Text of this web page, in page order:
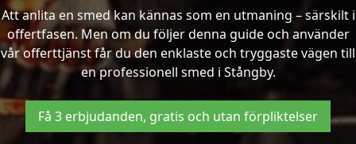
Att anlita en smed kan kännas som en utmaning – särskilt i
offertfasen. Men om du följer denna guide och använder
vår offerttjänst får du den enklaste och tryggaste vägen till
en professionell smed i Stångby.
Få 3 erbjudanden, gratis och utan förpliktelser